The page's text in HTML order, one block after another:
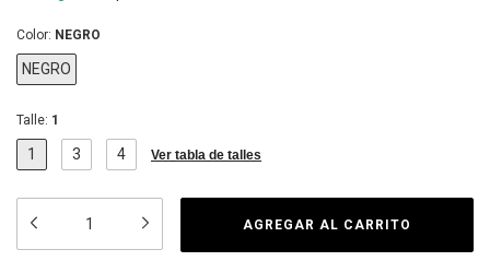
Color: NEGRO
NEGRO
Talle: 1
1 3 4 Ver tabla de talles